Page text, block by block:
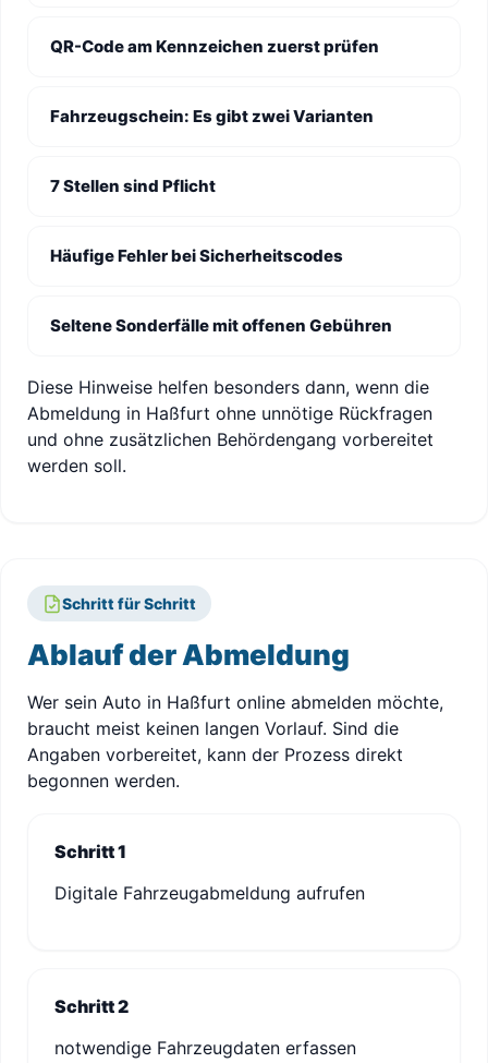
QR-Code am Kennzeichen zuerst prüfen
Fahrzeugschein: Es gibt zwei Varianten
7 Stellen sind Pflicht
Häufige Fehler bei Sicherheitscodes
Seltene Sonderfälle mit offenen Gebühren
Diese Hinweise helfen besonders dann, wenn die
Abmeldung in Haßfurt ohne unnötige Rückfragen
und ohne zusätzlichen Behördengang vorbereitet
werden soll.
Schritt für Schritt
Ablauf der Abmeldung
Wer sein Auto in Haßfurt online abmelden möchte,
braucht meist keinen langen Vorlauf. Sind die
Angaben vorbereitet, kann der Prozess direkt
begonnen werden.
Schritt 1
Digitale Fahrzeugabmeldung aufrufen
Schritt 2
notwendige Fahrzeugdaten erfassen